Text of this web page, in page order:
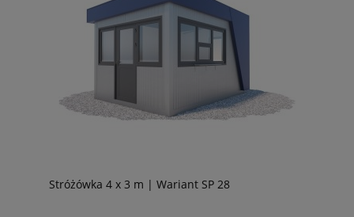
Stróżówka 4 x 3 m | Wariant SP 28